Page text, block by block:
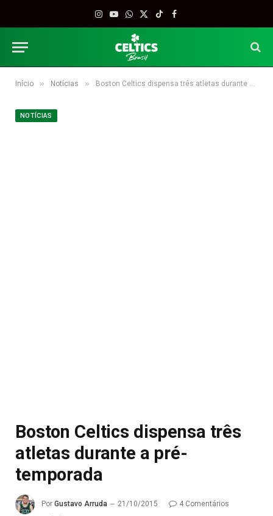
Instagram
YouTube
WhatsApp
X
TikTokFacebook
Início » Notícias » Boston Celtics dispensa três atletas durante a pré-temporada
NOTÍCIAS
Boston Celtics dispensa três
atletas durante a pré-
temporada
Por Gustavo Arruda 21/10/2015
4 Comentários